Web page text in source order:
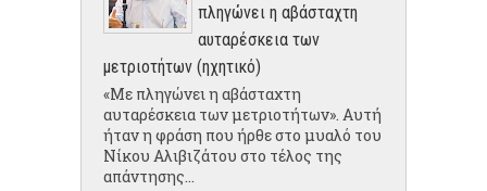
πληγώνει η αβάσταχτη
αυταρέσκεια των
μετριοτήτων (ηχητικό)
«Με πληγώνει η αβάσταχτη
αυταρέσκεια των μετριοτήτων». Αυτή
ήταν η φράση που ήρθε στο μυαλό του
Νίκου Αλιβιζάτου στο τέλος της
απάντησης...